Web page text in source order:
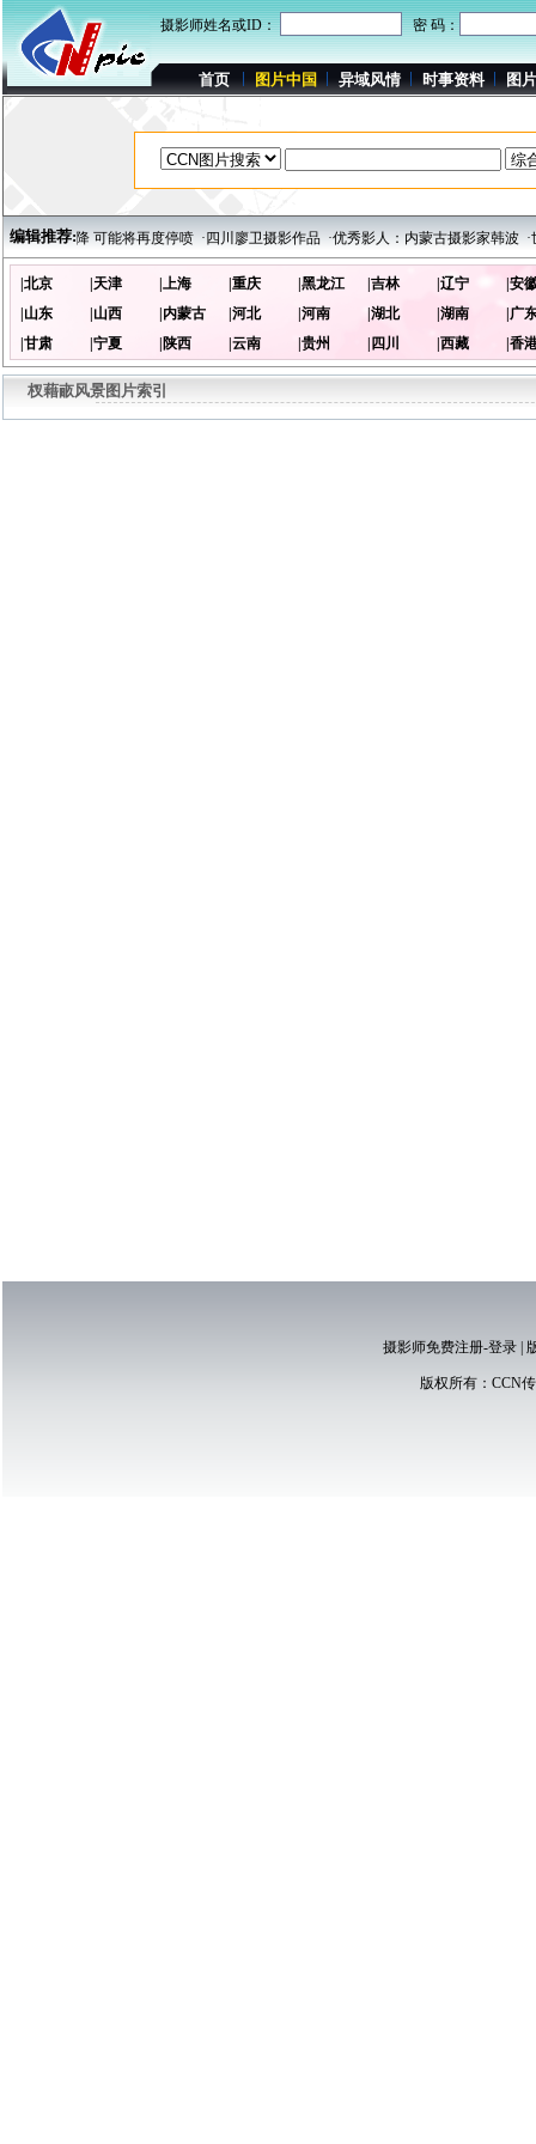
摄影师姓名或ID： 密 码：
首页 图片中国 异域风情 时事资料 图
编辑推荐:
持续下降 可能将再度停喷 ·四川廖卫摄影作品 ·优秀影人：内蒙古摄影家韩波 ·世
|北京 |天津 |上海 |重庆 |黑龙江 |吉林 |辽宁
|安
|山东
|山西 |内蒙古 |河北 |河南 |湖北 |湖南
|广
|甘肃
|宁夏 |陕西 |云南 |贵州 |四川 |西藏 |香
杈藉畞风景图片索引
摄影师免费注册-登录|
版权所有： CCN